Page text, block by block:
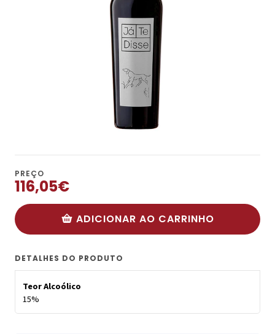
PREÇO
116,05€
ADICIONAR AO CARRINHO
DETALHES DO PRODUTO
Teor Alcoólico
15%